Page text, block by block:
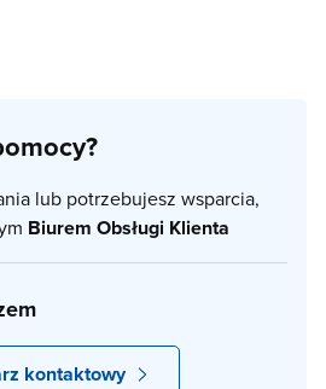
lub potrzebujesz wsparcia,
Biurem Obsługi Klienta
kontaktowy